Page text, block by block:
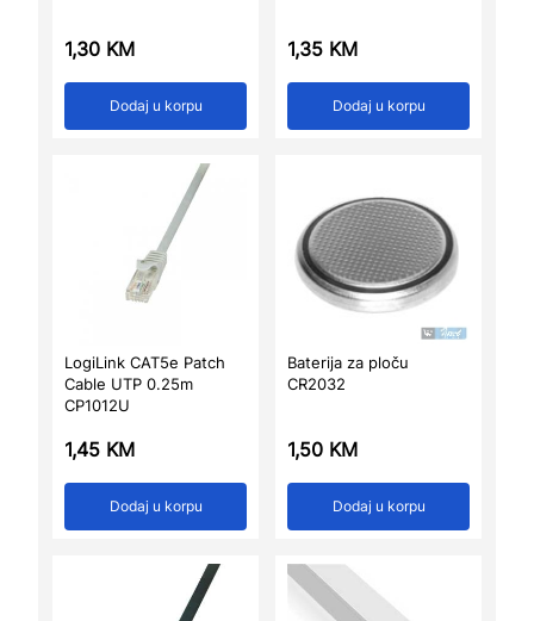
1,30 KM
Dodaj u korpu
1,35 KM
Dodaj u korpu
LogiLink CAT5e Patch
Cable UTP 0.25m
CP1012U
1,45 KM
Dodaj u korpu
Baterija za ploču
CR2032
1,50 KM
Dodaj u korpu